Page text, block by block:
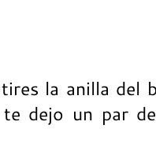
la anilla del
dejo un par